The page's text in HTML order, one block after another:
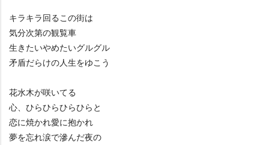
キラキラ回るこの街は
気分次第の観覧車
生きたいやめたいグルグル
矛盾だらけの人生をゆこう
花水木が咲いてる
心、ひらひらひらひらと
恋に焼かれ愛に抱かれ
夢を忘れ涙で滲んだ夜の